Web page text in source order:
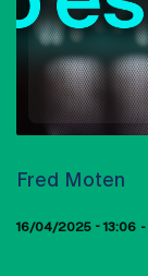
Fred Moten
16/04/2025 - 13:06